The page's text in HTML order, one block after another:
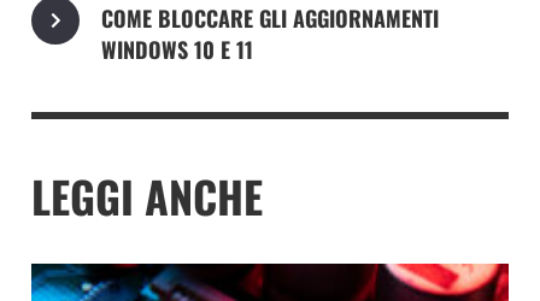
COME BLOCCARE GLI AGGIORNAMENTI
WINDOWS 10 E 11
LEGGI ANCHE